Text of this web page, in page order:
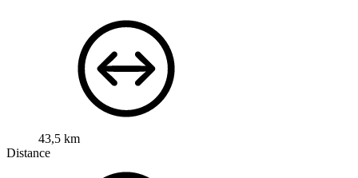
43,5 km
Distance